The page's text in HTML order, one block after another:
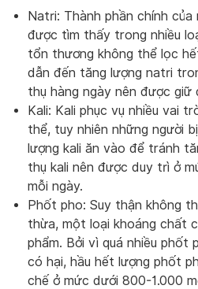
Natri: Thành phần chính
được tìm thấy trong nhiều
tổn thương không thể lọc
dẫn đến tăng lượng natri
thụ hàng ngày nên được giữ
Kali: Kali phục vụ nhiều vai
thể, tuy nhiên những người
lượng kali ăn vào để tránh
thụ kali nên được duy trì ở
mỗi ngày.
Phốt pho: Suy thận không
thừa, một loại khoáng chất
phẩm. Bởi vì quá nhiều
có hại, hầu hết lượng phốt
chế ở mức dưới 800-1.000